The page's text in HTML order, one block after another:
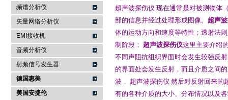
频谱分析仪
矢量网络分析仪
EMI接收机
音频分析仪
射频信号发生器
德国惠美
美国安捷伦
超声波探伤仪 现在通常是对被测物体
部的信息并经过处理形成图像。 超声
体的运动方向和速度等特性；透射法
制阶段； 超声波探伤仪这里主要介绍
不同声阻抗组织界面时会发生较强反
的界面处会发生反射，而且介质之间
波， 超声波探伤仪 然后对反射回来
有的各种介质的大小、分布情况以及